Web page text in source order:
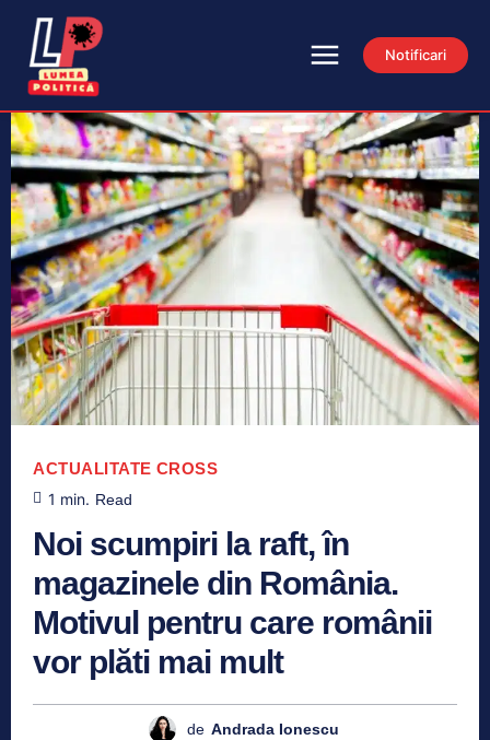
Notificari
ACTUALITATE CROSS
1 min. Read
Noi scumpiri la raft, în
magazinele din România.
Motivul pentru care românii
vor plăti mai mult
de Andrada Ionescu